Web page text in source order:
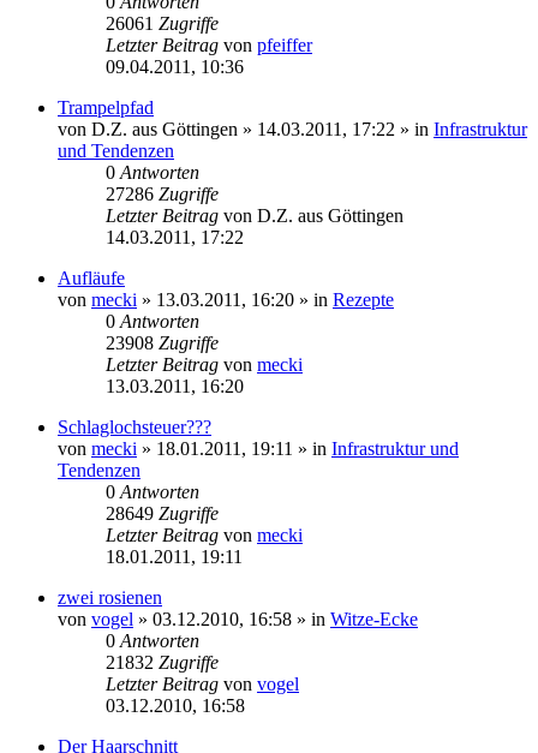
26061 Zugriffe
Letzter Beitrag von pfeiffer
09.04.2011, 10:36
Trampelpfad
von D.Z. aus Göttingen » 14.03.2011, 17:22 » in Infrastruktur
und Tendenzen
0 Antworten
27286 Zugriffe
Letzter Beitrag von D.Z. aus Göttingen
14.03.2011, 17:22
Aufläufe
von mecki » 13.03.2011, 16:20 » in Rezepte
0 Antworten
23908 Zugriffe
Letzter Beitrag von mecki
13.03.2011, 16:20
Schlaglochsteuer???
von mecki » 18.01.2011, 19:11 » in Infrastruktur und
Tendenzen
0 Antworten
28649 Zugriffe
Letzter Beitrag von mecki
18.01.2011, 19:11
zwei rosienen
von vogel » 03.12.2010, 16:58 » in Witze-Ecke
0 Antworten
21832 Zugriffe
Letzter Beitrag von vogel
03.12.2010, 16:58
Der Haarschnitt